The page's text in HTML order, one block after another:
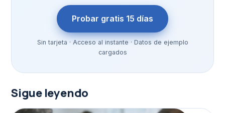
Probar gratis 15 días
Sin tarjeta · Acceso al instante · Datos de ejemplo
cargados
Sigue leyendo